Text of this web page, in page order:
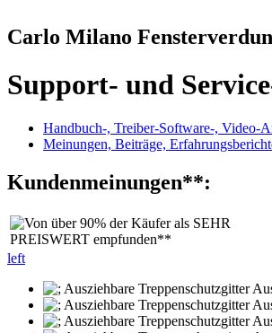
Carlo Milano
Support- und
Handbuch-, Treiber-Software-, Video-
Meinungen, Beiträge,
Kundenmeinungen**:
left